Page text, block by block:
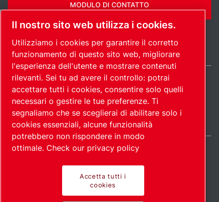
MODULO DI CONTATTO
Mappa del
sito
Gestione preferenze
cookies
© 2026
Copyright.
Italy / IT
Prodotti all'avanguardia.
Il nostro sito web utilizza i cookies.
Utilizziamo i cookies per garantire il corretto
funzionamento di questo sito web, migliorare
l'esperienza dell'utente e mostrare contenuti
rilevanti. Sei tu ad avere il controllo: potrai
accettare tutti i cookies, consentire solo quelli
necessari o gestire le tue preferenze. Ti
segnaliamo che se sceglierai di abilitare solo i
cookies essenziali, alcune funzionalità
potrebbero non rispondere in modo
ottimale. Check our privacy policy
Accetta tutti i
cookies